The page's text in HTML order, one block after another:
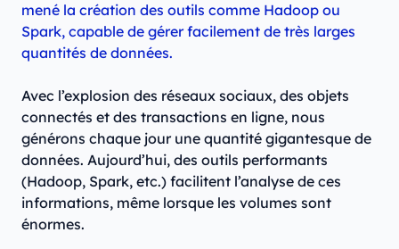
mené la création des outils comme Hadoop ou
Spark, capable de gérer facilement de très larges
quantités de données.
Avec l’explosion des réseaux sociaux, des objets
connectés et des transactions en ligne, nous
générons chaque jour une quantité gigantesque de
données. Aujourd’hui, des outils performants
(Hadoop, Spark, etc.) facilitent l’analyse de ces
informations, même lorsque les volumes sont
énormes.